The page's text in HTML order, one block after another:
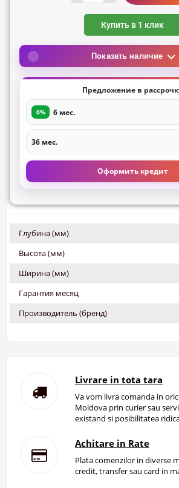
Купить в 1 клик
Показать наличие
Предложение в
0% 6 мес.
36 мес.
Оформить кредит
Глубина (мм)
Высота (мм)
Ширина (мм)
Гарантия месяц
Производитель (бренд)
Livrare in tota tara
Va vom livra comanda in
Moldova prin curier sau
existand si posibilitatea
Achitare in Rate
Plata comenzilor in diverse
credit, transfer sau card in